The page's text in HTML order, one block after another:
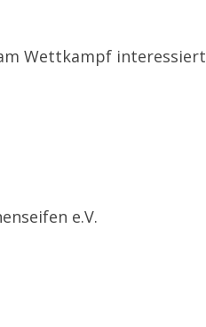
Wettkampf interessiert
e.V.